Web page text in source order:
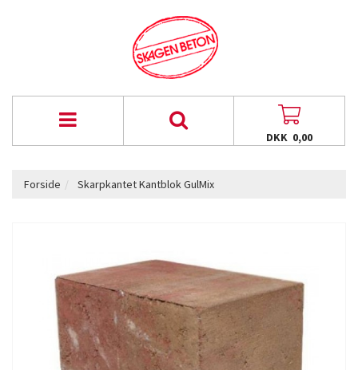
DKK 0,00
Forside Skarpkantet Kantblok GulMix